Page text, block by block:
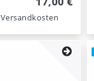
Versandkosten